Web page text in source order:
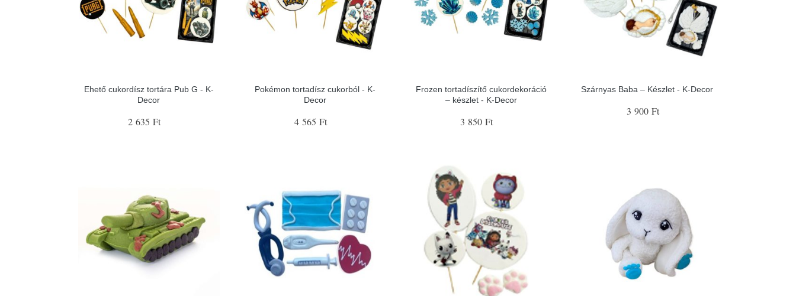
Ehető cukordísz tortára Pub G - K-
Decor
2 635 Ft
Pokémon tortadísz cukorból - K-
Decor
4 565 Ft
Frozen tortadíszítő cukordekoráció
– készlet - K-Decor
3 850 Ft
Szárnyas Baba – Készlet - K-Decor
3 900 Ft